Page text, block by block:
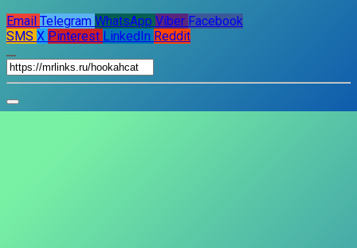
Email Telegram WhatsApp Viber Facebook
SMS X Pinterest LinkedIn Reddit